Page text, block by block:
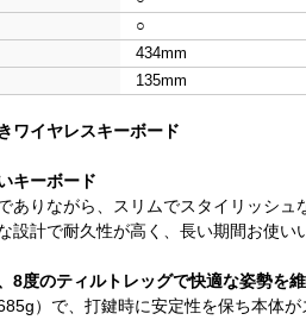
○
434mm
135mm
ワイヤレスキーボード
キーボード
ありながら、スリムでスタイリッシュ
設計で耐久性が高く、長い期間お使い
8度のティルトレッグで快適な姿勢を
）で、打鍵時に安定性を保ち本体が